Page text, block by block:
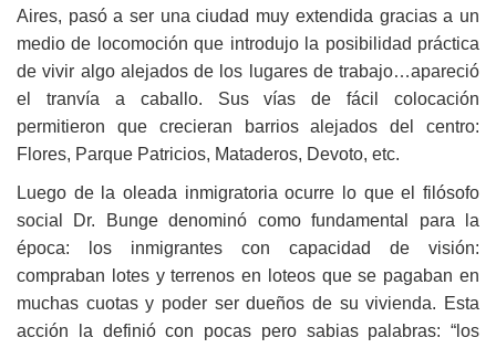
Aires, pasó a ser una ciudad muy extendida gracias a un
medio de locomoción que introdujo la posibilidad práctica
de vivir algo alejados de los lugares de trabajo…apareció
el tranvía a caballo. Sus vías de fácil colocación
permitieron que crecieran barrios alejados del centro:
Flores, Parque Patricios, Mataderos, Devoto, etc.
Luego de la oleada inmigratoria ocurre lo que el filósofo
social Dr. Bunge denominó como fundamental para la
época: los inmigrantes con capacidad de visión:
compraban lotes y terrenos en loteos que se pagaban en
muchas cuotas y poder ser dueños de su vivienda. Esta
acción la definió con pocas pero sabias palabras: “los